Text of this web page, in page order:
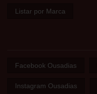
Listar por Marca
Facebook Ousadias
Instagram Ousadias